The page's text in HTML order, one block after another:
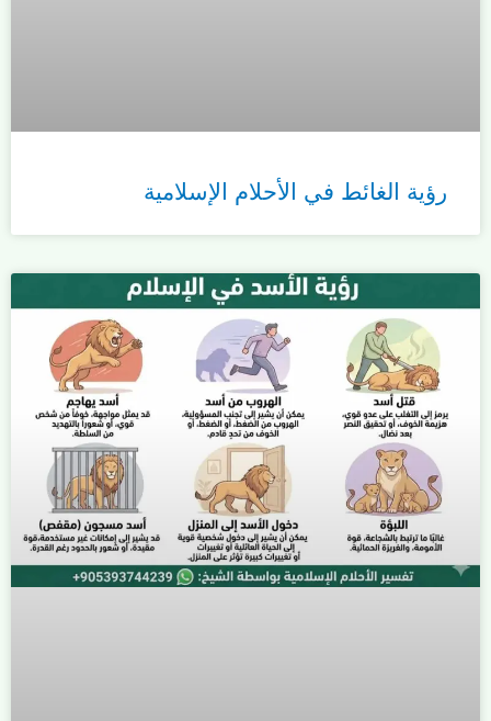
رؤية الغائط في الأحلام الإسلامية